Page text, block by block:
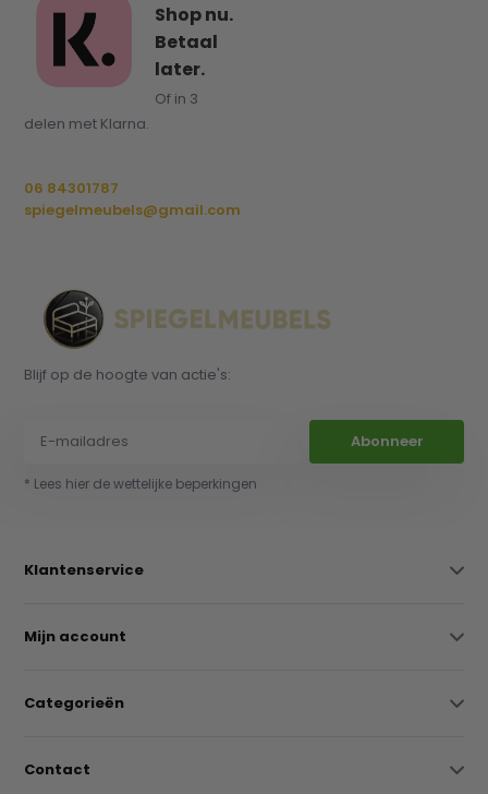
Shop nu.
Betaal
later.
Of in 3
delen met Klarna.
06 84301787
spiegelmeubels@gmail.com
Blijf op de hoogte van actie's:
Abonneer
* Lees hier de wettelijke beperkingen
Klantenservice
Mijn account
Categorieën
Contact